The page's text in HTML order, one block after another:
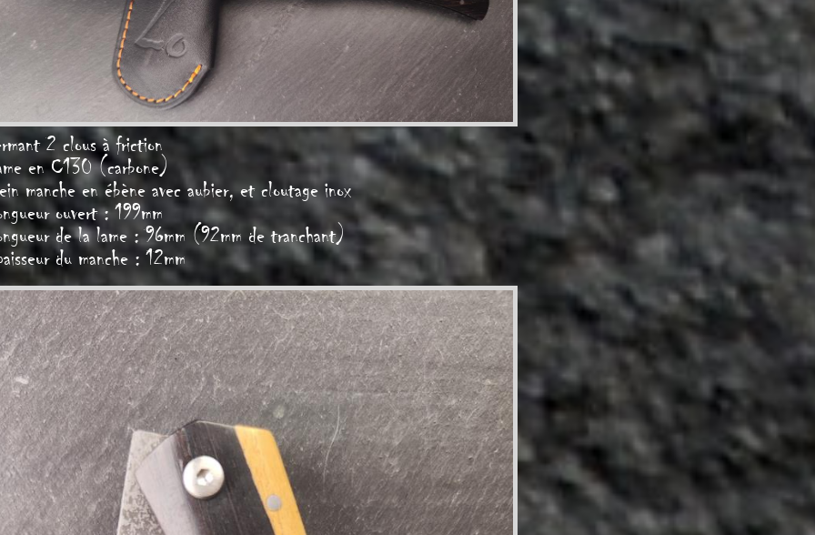
2 clous à friction
en C130 (carbone)
manche en ébène avec aubier, et cloutage inox
ouvert : 199mm
de la lame : 96mm (92mm de tranchant)
du manche : 12mm